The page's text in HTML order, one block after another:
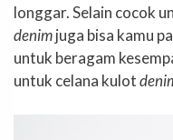
longgar. Selain cocok
denimjuga bisa kamu
untuk beragam
untuk celana kulot